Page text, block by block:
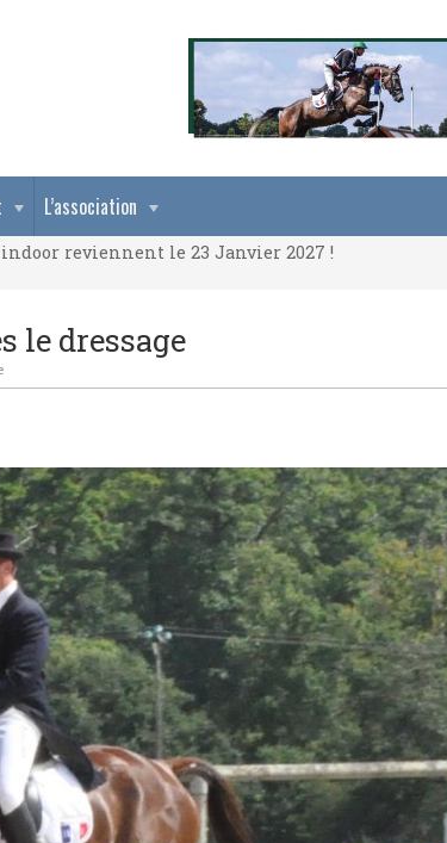
L’association
reviennent le 23 Janvier 2027 !
reviennent le 23 Janvier 2027 !
le dressage